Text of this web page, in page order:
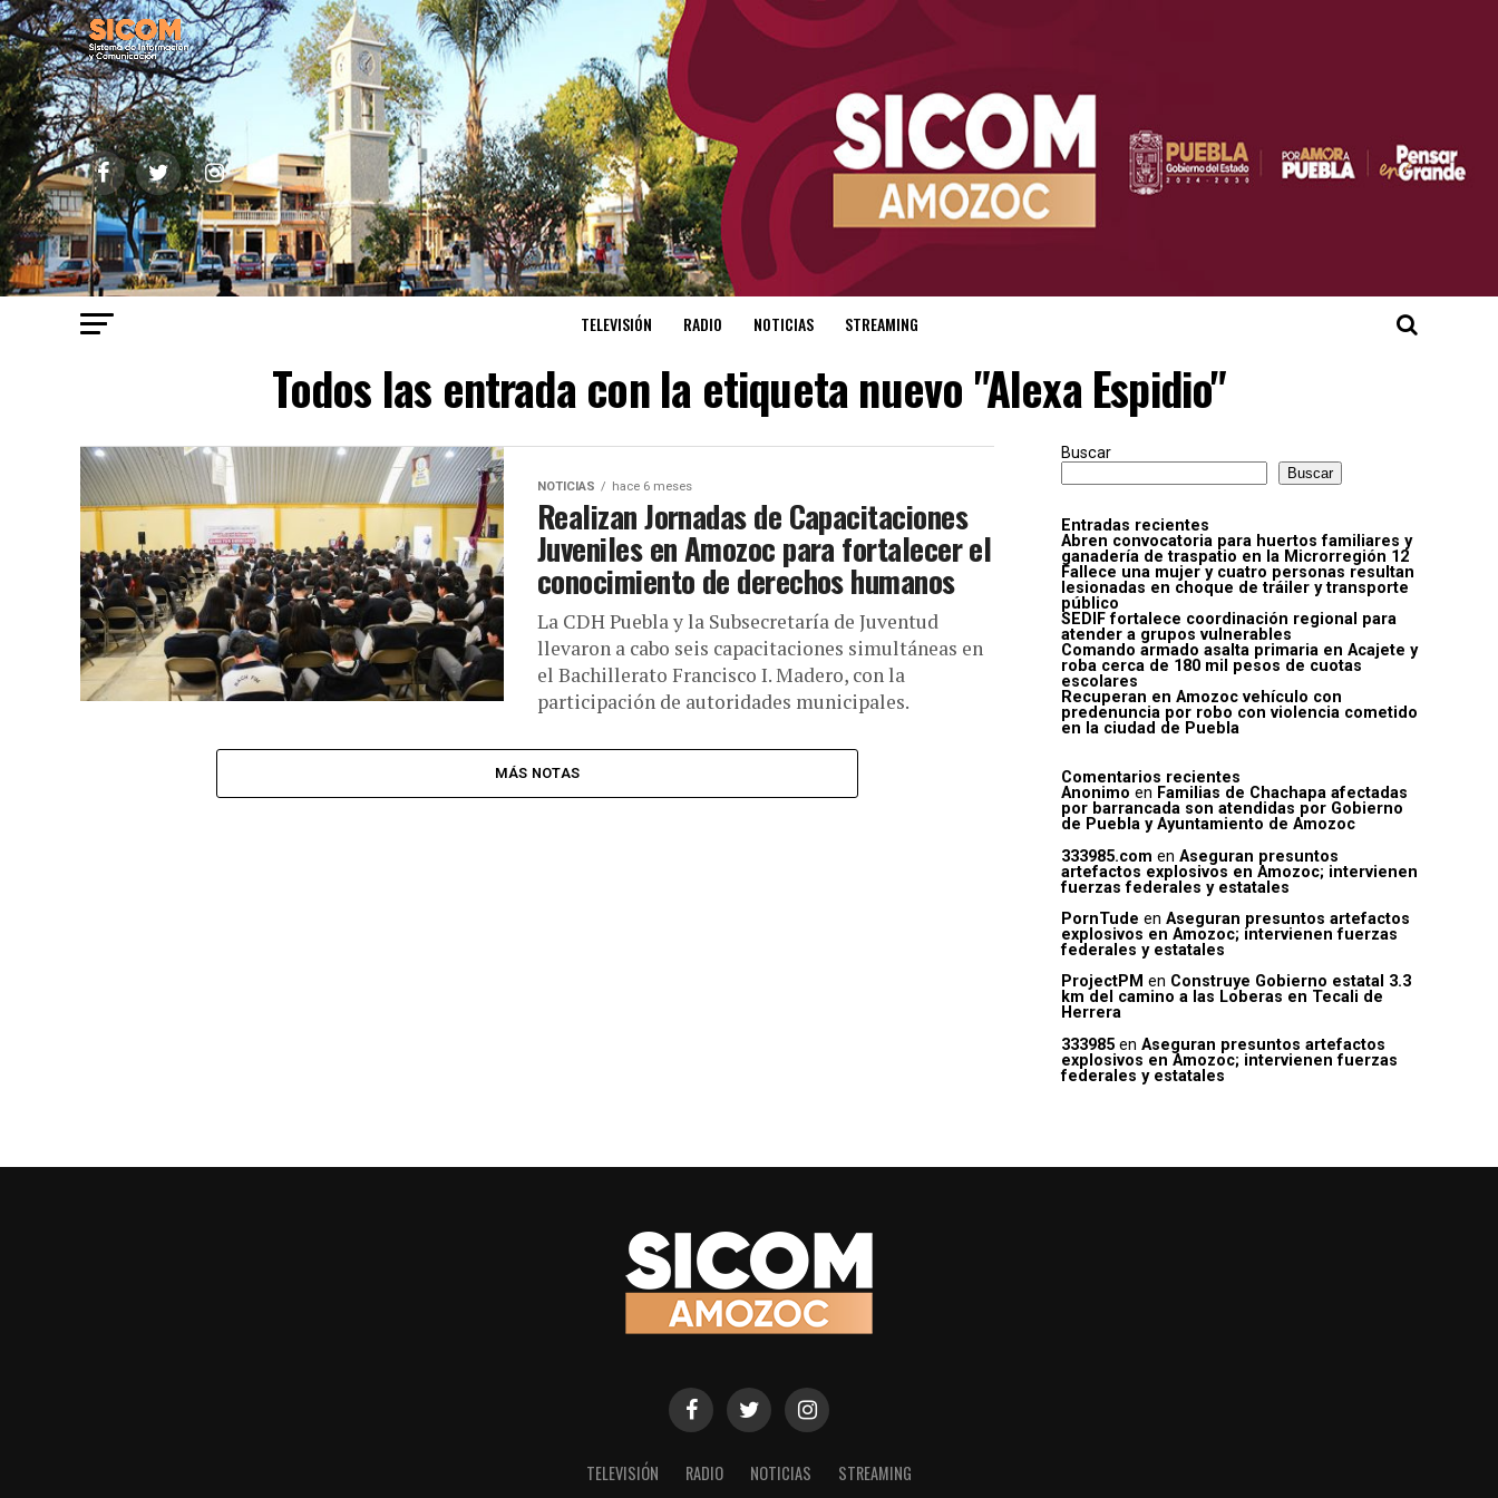
TELEVISIÓN RADIO NOTICIAS STREAMING
Todos las entrada con la etiqueta nuevo "Alexa Espidio"
NOTICIAS hace 6 meses
Realizan Jornadas de Capacitaciones
Juveniles en Amozoc para fortalecer el
conocimiento de derechos humanos
La CDH Puebla y la Subsecretaría de Juventud
llevaron a cabo seis capacitaciones simultáneas en
el Bachillerato Francisco I. Madero, con la
participación de autoridades municipales.
MÁS NOTAS
Buscar
Buscar
Entradas recientes
Abren convocatoria para huertos familiares y
ganadería de traspatio en la Microrregión 12
Fallece una mujer y cuatro personas resultan
lesionadas en choque de tráiler y transporte
público
SEDIF fortalece coordinación regional para
atender a grupos vulnerables
Comando armado asalta primaria en Acajete y
roba cerca de 180 mil pesos de cuotas
escolares
Recuperan en Amozoc vehículo con
predenuncia por robo con violencia cometido
en la ciudad de Puebla
Comentarios recientes
Anonimo en Familias de Chachapa afectadas
por barrancada son atendidas por Gobierno
de Puebla y Ayuntamiento de Amozoc
333985.com en Aseguran presuntos
artefactos explosivos en Amozoc; intervienen
fuerzas federales y estatales
PornTude en Aseguran presuntos artefactos
explosivos en Amozoc; intervienen fuerzas
federales y estatales
ProjectPM en Construye Gobierno estatal 3.3
km del camino a las Loberas en Tecali de
Herrera
333985 en Aseguran presuntos artefactos
explosivos en Amozoc; intervienen fuerzas
federales y estatales
TELEVISIÓN RADIO NOTICIAS STREAMING